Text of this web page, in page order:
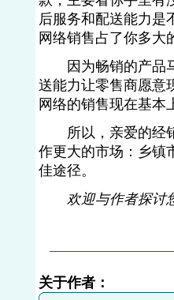
后服务和配送能力是
网络销售占了你多大
因为畅销的产品马
送能力让零售商愿意
网络的销售现在基本
所以，亲爱的经销
作更大的市场：乡镇
佳途径。
欢迎与作者探讨您
关于作者：